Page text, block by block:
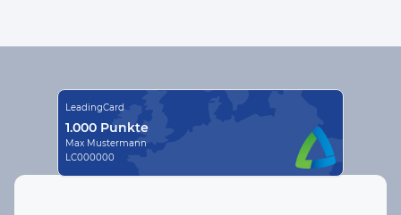
LeadingCard
1.000 Punkte
Max Mustermann
LC000000